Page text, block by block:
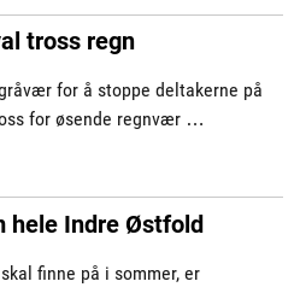
tross regn
for å stoppe deltakerne på
for øsende regnvær …
hele Indre Østfold
finne på i sommer, er